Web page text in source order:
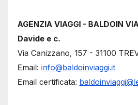
AGENZIA VIAGGI - BALDOIN
Davide e c.
Via Canizzano, 157 - 31100
Email: info@baldoinviaggi.it
Email certificata: